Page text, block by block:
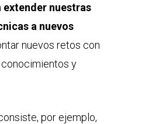
extender nuestras
a nuevos
nuevos retos con
y
por ejemplo,